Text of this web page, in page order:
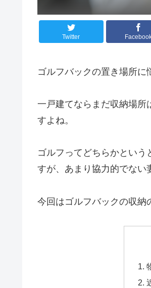
Twitter
ゴルフバックの置き場所に
一戸建てならまだ収納場所
すよね。
ゴルフってどちらかとい
すが、あまり協力的でない
今回はゴルフバックの収納